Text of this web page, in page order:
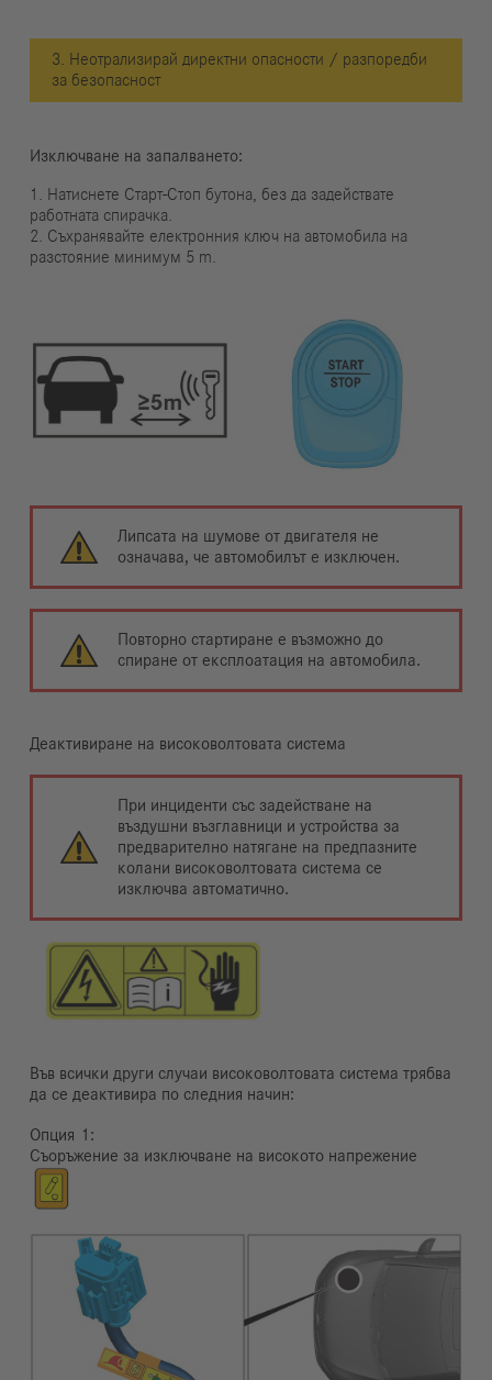
3. Неотрализирай директни опасности / разпоредби
за безопасност
Изключване на запалването:
1. Натиснете Старт-Стоп бутона, без да задействате
работната спирачка.
2. Съхранявайте електронния ключ на автомобила на
разстояние минимум 5 m.
Липсата на шумове от двигателя не
означава, че автомобилът е изключен.
Повторно стартиране е възможно до
спиране от експлоатация на автомобила.
Деактивиране на високоволтовата система
При инциденти със задействане на
въздушни възглавници и устройства за
предварително натягане на предпазните
колани високоволтовата система се
изключва автоматично.
Във всички други случаи високоволтовата система трябва
да се деактивира по следния начин:
Опция
Съоръжение за изключване на високото напрежение